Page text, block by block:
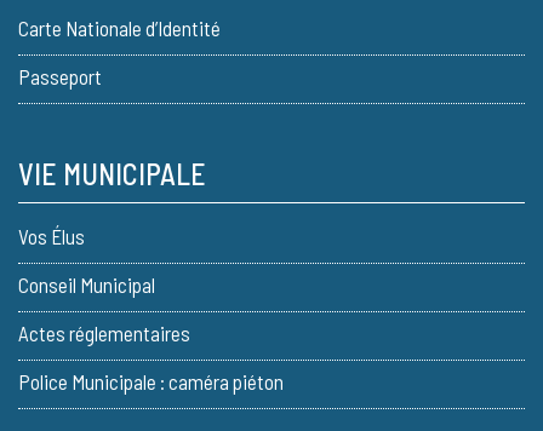
Carte Nationale d’Identité
Passeport
VIE MUNICIPALE
Vos Élus
Conseil Municipal
Actes réglementaires
Police Municipale : caméra piéton